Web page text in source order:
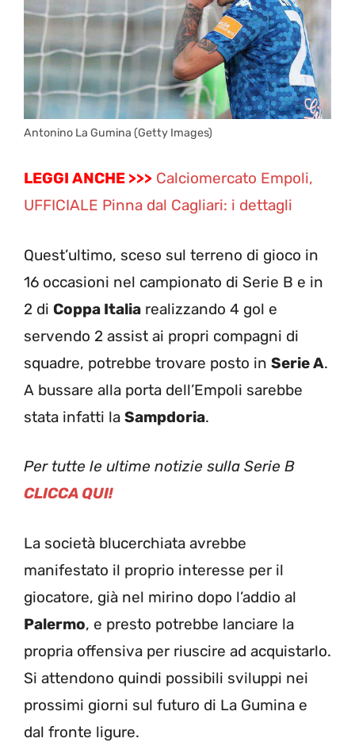
Antonino La Gumina (Getty Images)
LEGGI ANCHE >>> Calciomercato Empoli,
UFFICIALE Pinna dal Cagliari: i dettagli
Quest’ultimo, sceso sul terreno di gioco in
16 occasioni nel campionato di Serie B e in
2 di Coppa Italia realizzando 4 gol e
servendo 2 assist ai propri compagni di
squadre, potrebbe trovare posto in Serie A.
A bussare alla porta dell’Empoli sarebbe
stata infatti la Sampdoria.
Per tutte le ultime notizie sulla Serie B
CLICCA QUI!
La società blucerchiata avrebbe
manifestato il proprio interesse per il
giocatore, già nel mirino dopo l’addio al
Palermo, e presto potrebbe lanciare la
propria offensiva per riuscire ad acquistarlo.
Si attendono quindi possibili sviluppi nei
prossimi giorni sul futuro di La Gumina e
dal fronte ligure.